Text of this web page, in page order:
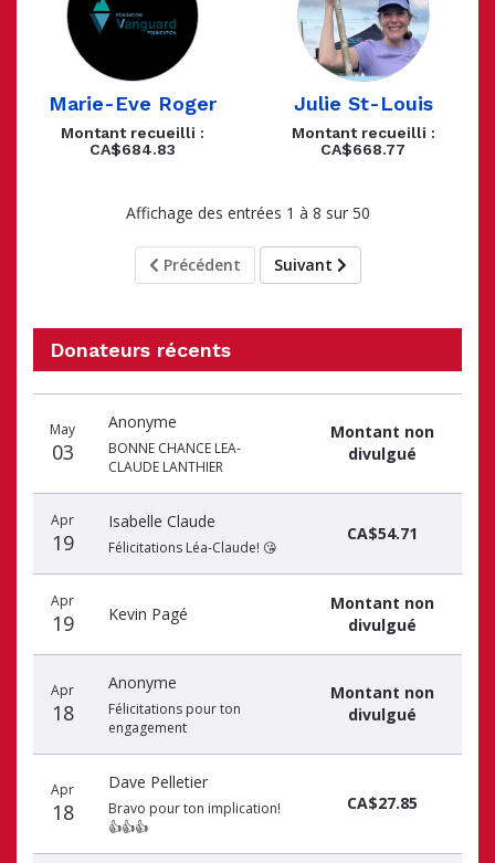
Marie-Eve Roger
Montant recueilli :
CA$684.83
Julie St-Louis
Montant recueilli :
CA$668.77
Affichage des entrées 1 à 8 sur 50
Précédent Suivant
Donateurs récents
du
don
du
donateur
du
don
May
03
Anonyme
BONNE CHANCE LEA-
CLAUDE LANTHIER
Montant non
divulgué
Apr
19
Isabelle Claude
Félicitations Léa-Claude! 😘
CA$54.71
Apr
19 Kevin Pagé
Montant non
divulgué
Apr
18
Anonyme
Félicitations pour ton
engagement
Montant non
divulgué
Apr
18
Dave Pelletier
Bravo pour ton implication!
👍👍👍
CA$27.85